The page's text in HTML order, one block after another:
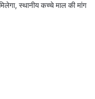
स्थानीय कच्चे माल की मांग